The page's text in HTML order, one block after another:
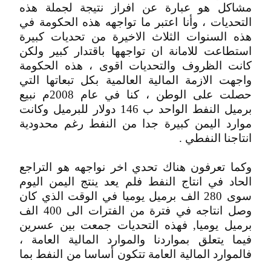
مشاكل هو عبارة عن افراز نتيجة لجملة هذه
التحديات ، وأنا اعتبر ما تواجهه هذه الحكومة في
هذه السنوات الثلاث الاخيرة من تحديات كبيرة
استطاعت للامانة ان تواجهها باقتدار كبير ولكن
كانت الظروف والتحديات اقوى ، هذه الحكومة
واجهت الازمة المالية العالمية بكل تبعاتها التي
حصلت على الوطن ، كنا في عام 2008م نبيع
برميل النفط الواحد ب 146 دولار للبرميل وكانت
موارد اليمن كبيرة جدا من النفط رغم محدودية
انتاجنا النفطي .
وكما تعرفون هناك تحدي اخر نواجهه هو التراجع
الحاد في انتاج النفط فلم يعد ينتج اليمن اليوم
سوى 280 الف برميل يوميا في الوقت الذي كان
وصل انتاجه في فترة من الفترات الى 400 الف
برميل يوميا, فهذه التحديات جمعت بين عسرين
فيما يتعلق بمواردنا والموارد المالية العامة ،
فالموارد المالية العامة تتكون أساسا من النفط بما